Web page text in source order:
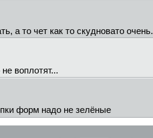
а то чет как то скудновато очень.
воплотят...
форм надо не зелёные